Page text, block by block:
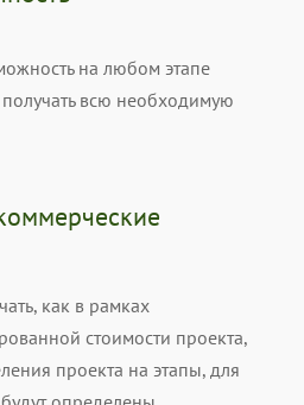
на любом этапе
всю необходимую
как в рамках
стоимости проекта,
проекта на этапы, для